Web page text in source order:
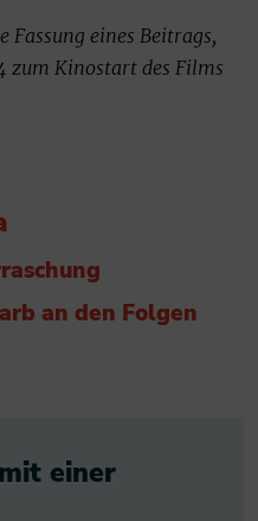
Fassung eines Beitrags,
zum Kinostart des Films
an den Folgen
einer